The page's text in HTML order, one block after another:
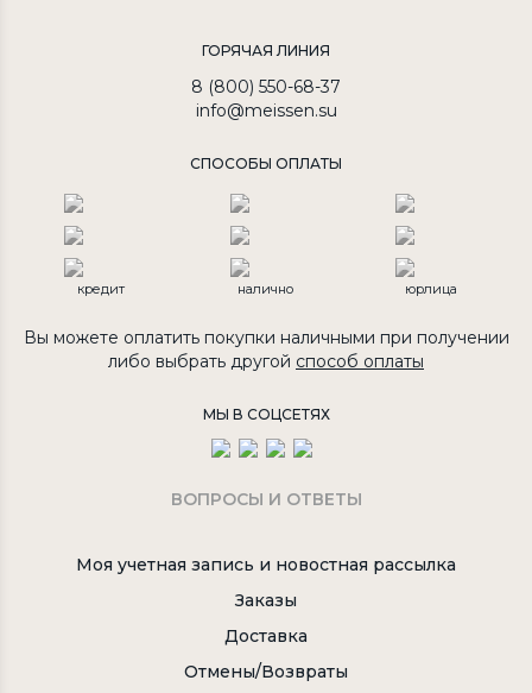
ГОРЯЧАЯ ЛИНИЯ
8 (800) 550-68-37
info@meissen.su
СПОСОБЫ ОПЛАТЫ
кредит налично юрлица
Вы можете оплатить покупки наличными при получении
либо выбрать другой способ оплаты
МЫ В СОЦСЕТЯХ
ВОПРОСЫ И ОТВЕТЫ
Моя учетная запись и новостная рассылка
Заказы
Доставка
Отмены/Возвраты